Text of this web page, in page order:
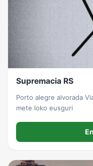
Supremacia RS
Porto alegre alvorada
mete loko eusguri